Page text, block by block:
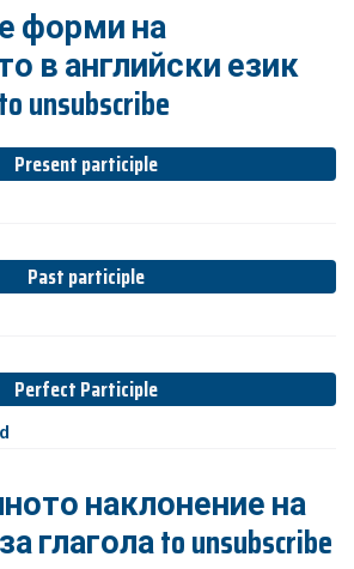
форми на
в английски език
unsubscribe
Present participle
Past participle
Perfect Participle
наклонение на
глагола to unsubscribe